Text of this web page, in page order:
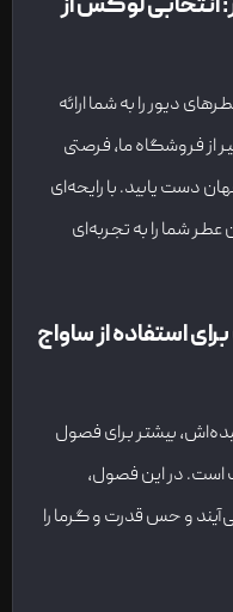
لوکس از
دیور را به شما ارائه
فروشگاه ما، فرصتی
دست یابید. با رایحه‌ای
شما را به تجربه‌ای
استفاده از ساواج
بیشتر برای فصول
است. در این فصول،
و حس قدرت و گرما را